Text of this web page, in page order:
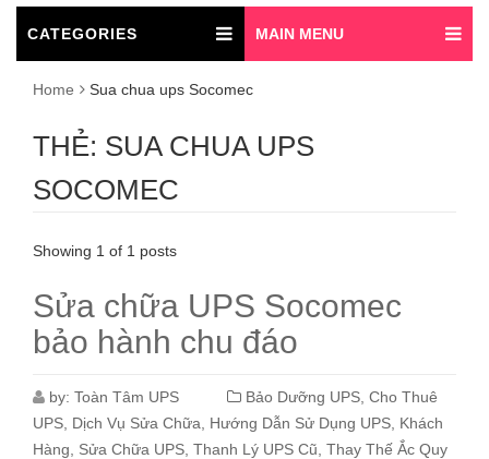
CATEGORIES MAIN MENU
Home Sua chua ups Socomec
THẺ: SUA CHUA UPS
SOCOMEC
Showing 1 of 1 posts
Sửa chữa UPS Socomec
bảo hành chu đáo
by: Toàn Tâm UPS Bảo Dưỡng UPS Cho Thuê
UPS Dịch Vụ Sửa Chữa Hướng Dẫn Sử Dụng UPS Khách
Hàng
Sửa Chữa UPS Thanh Lý UPS Cũ Thay Thế Ắc Quy